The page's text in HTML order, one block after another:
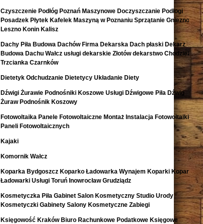
Czyszczenie Podłóg Poznań Maszynowe Doczyszczanie Podłogi
Posadzek Płytek Kafelek Maszyną w Poznaniu Sprzątanie Gniezno
Leszno Konin Kalisz
Dachy Piła Budowa Dachów Firma Dekarska Dach płaski Dekarz
Budowa Dachu Wałcz usługi dekarskie Złotów dekarstwo Chodzież
Trzcianka Czarnków
Dietetyk Odchudzanie Dietetycy Układanie Diety
Dźwigi Żurawie Podnośniki Koszowe Usługi Dźwigowe Piła Dźwig
Żuraw Podnośnik Koszowy
Fotowoltaika Panele Fotowoltaiczne Montaż Instalacja Fotowoltaiki
Paneli Fotowoltaicznych
Kajaki
Komornik Wałcz
Koparka Bydgoszcz Koparko Ładowarka Wynajem Koparki Koparko
Ładowarki Usługi Toruń Inowrocław Grudziądz
Kosmetyczka Piła Gabinet Salon Kosmetyczny Studio Urody
Kosmetyczki Gabinety Salony Kosmetyczne Zabiegi
Księgowość Kraków Biuro Rachunkowe Podatkowe Księgowe